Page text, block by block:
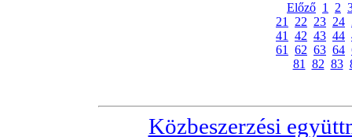
Előző 1 2
21
22 23 24
41
42 43 44
61
62 63 64
81
82 83
Közbeszerzési